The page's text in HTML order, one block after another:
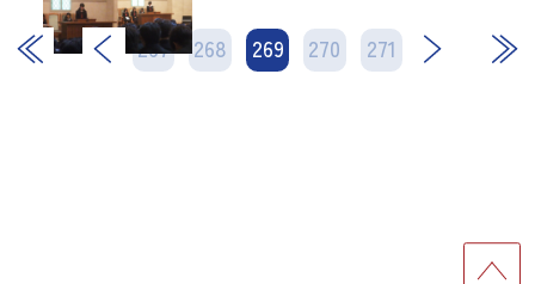
267 268 269 270 271
次 最後